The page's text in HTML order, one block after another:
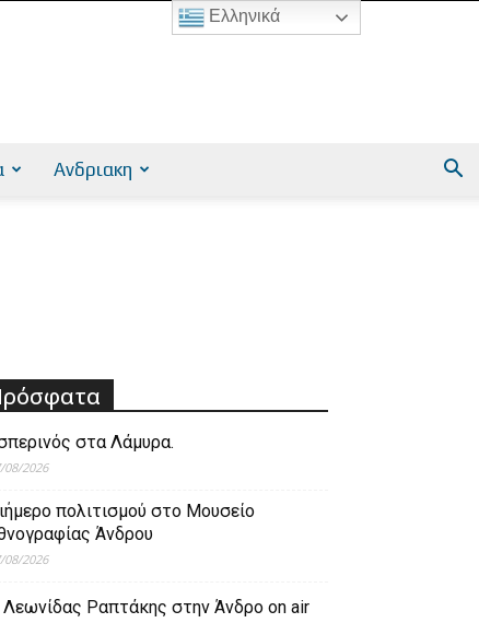
Ανδριακη
στα Λάμυρα.
08/2026
πολιτισμού στο Μουσείο
Άνδρου
08/2026
Ραπτάκης στην Άνδρο on air
Ελληνικά